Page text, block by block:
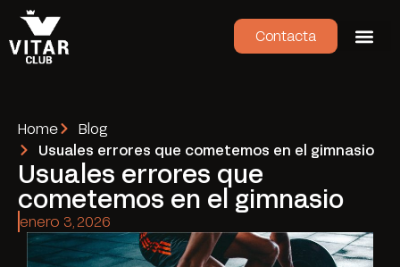
Contacta
Home
Blog
Usuales errores que cometemos en el gimnasio
Usuales errores que
cometemos en el gimnasio
enero 3, 2026